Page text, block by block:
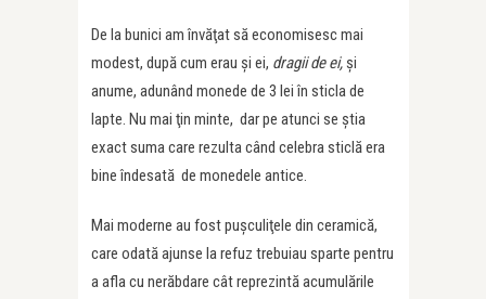
De la bunici am învăţat să economisesc mai
modest, după cum erau şi ei, dragii de ei, şi
anume, adunând monede de 3 lei în sticla de
lapte. Nu mai ţin minte, dar pe atunci se ştia
exact suma care rezulta când celebra sticlă era
bine îndesată de monedele antice.
Mai moderne au fost puşculiţele din ceramică,
care odată ajunse la refuz trebuiau sparte pentru
a afla cu nerăbdare cât reprezintă acumulările